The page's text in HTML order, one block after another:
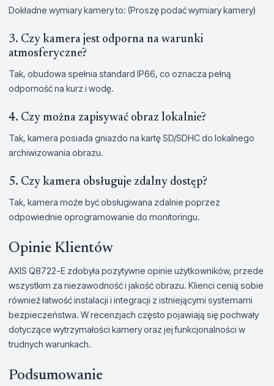
Dokładne wymiary kamery to: (Proszę podać wymiary kamery)
3. Czy kamera jest odporna na warunki
atmosferyczne?
Tak, obudowa spełnia standard IP66, co oznacza pełną
odporność na kurz i wodę.
4. Czy można zapisywać obraz lokalnie?
Tak, kamera posiada gniazdo na kartę SD/SDHC do lokalnego
archiwizowania obrazu.
5. Czy kamera obsługuje zdalny dostęp?
Tak, kamera może być obsługiwana zdalnie poprzez
odpowiednie oprogramowanie do monitoringu.
Opinie Klientów
AXIS Q8722-E zdobyła pozytywne opinie użytkowników, przede
wszystkim za niezawodność i jakość obrazu. Klienci cenią sobie
również łatwość instalacji i integracji z istniejącymi systemami
bezpieczeństwa. W recenzjach często pojawiają się pochwały
dotyczące wytrzymałości kamery oraz jej funkcjonalności w
trudnych warunkach.
Podsumowanie